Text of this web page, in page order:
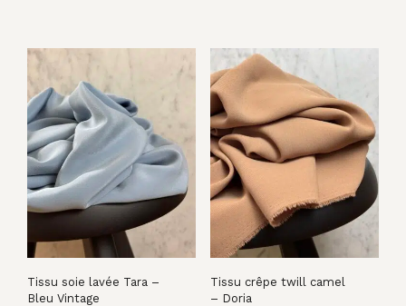
Tissu soie lavée Tara –
Bleu Vintage
Tissu crêpe twill camel
– Doria